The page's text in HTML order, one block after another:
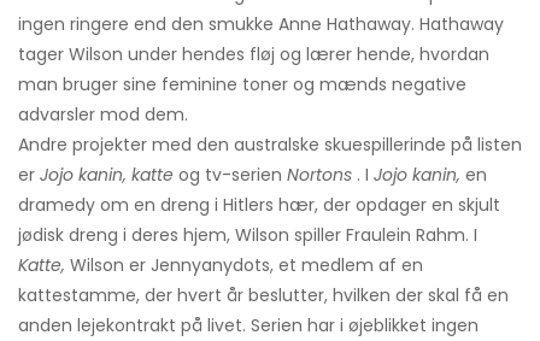
ingen ringere end den smukke Anne Hathaway. Hathaway
tager Wilson under hendes fløj og lærer hende, hvordan
man bruger sine feminine toner og mænds negative
advarsler mod dem.
Andre projekter med den australske skuespillerinde på listen
er Jojo kanin, katte og tv-serien Nortons . I Jojo kanin, en
dramedy om en dreng i Hitlers hær, der opdager en skjult
jødisk dreng i deres hjem, Wilson spiller Fraulein Rahm. I
Katte, Wilson er Jennyanydots, et medlem af en
kattestamme, der hvert år beslutter, hvilken der skal få en
anden lejekontrakt på livet. Serien har i øjeblikket ingen